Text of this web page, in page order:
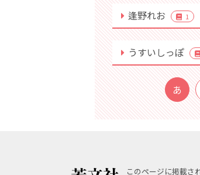
逢野れお 1
うすいしっぽ
あ
このページに掲載さ